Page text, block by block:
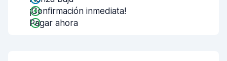
¡Confirmación inmediata!
Pagar ahora